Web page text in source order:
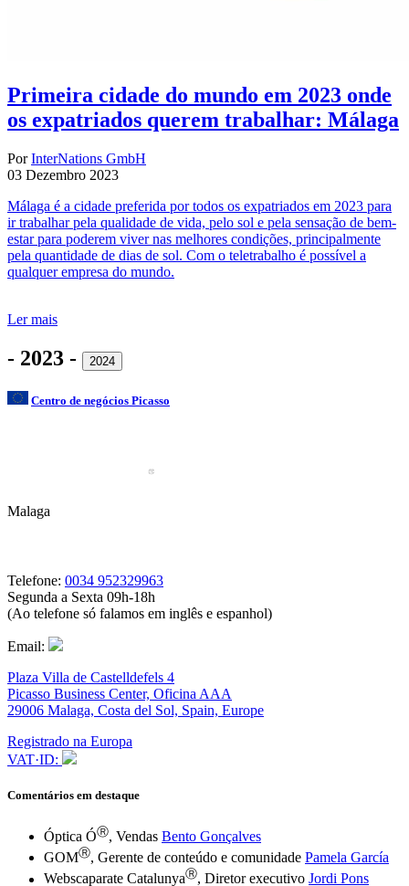
Primeira cidade do mundo em 2023 onde
os expatriados querem trabalhar: Málaga
PorInterNations GmbH
03 Dezembro 2023
Málaga é a cidade preferida por todos os expatriados em 2023 para
ir trabalhar pela qualidade de vida, pelo sol e pela sensação de bem-
estar para poderem viver nas melhores condições, principalmente
pela quantidade de dias de sol. Com o teletrabalho é possível a
qualquer empresa do mundo.
Ler mais
- 2023 - 2024
Centro de negócios Picasso
Malaga
Telefone: 0034 952329963
Segunda a Sexta 09h-18h
(Ao telefone só falamos em inglês e espanhol)
Email:
Plaza Villa de Castelldefels 4
Picasso Business Center, Oficina AAA
29006 Malaga, Costa del Sol, Spain, Europe
Registrado na Europa
VAT·ID:
Comentários em destaque
Óptica ÓⓇ, Vendas Bento Gonçalves
GOMⓇ, Gerente de conteúdo e comunidade Pamela García
Webscaparate CatalunyaⓇ, Diretor executivo Jordi Pons